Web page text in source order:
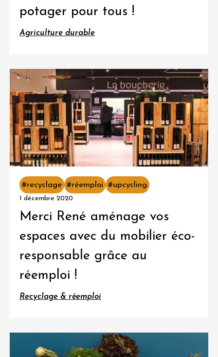
potager pour tous !
Agriculture durable
#recyclage #réemploi #upcycling
1 décembre 2020
Merci René aménage vos
espaces avec du mobilier éco-
responsable grâce au
réemploi !
Recyclage & réemploi